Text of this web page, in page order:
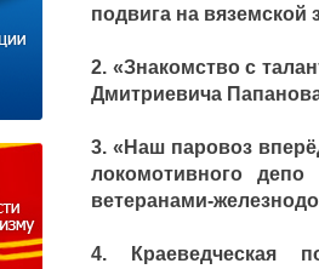
подвига на вяземской
2. «Знакомство с
Дмитриевича
3. «Наш паровоз
локомотивного
ветеранами-
4. Краеведческая